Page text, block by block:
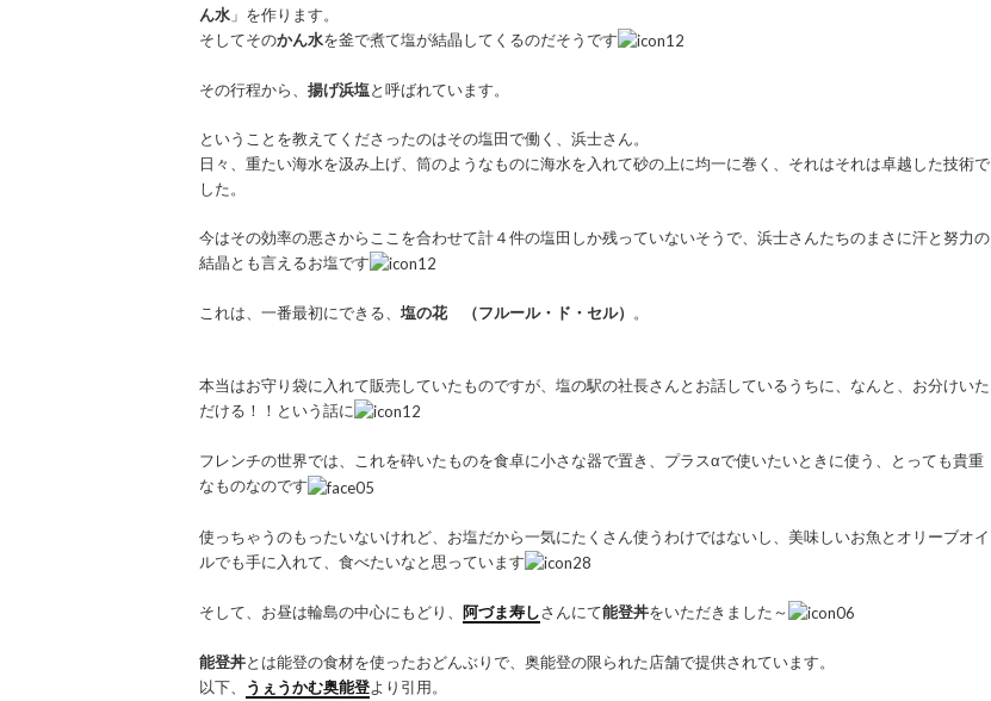
ん水 」を作ります。
そしてそのかん水を釜で煮て塩が結晶してくるのだそうです
その行程から、 揚げ浜塩と呼ばれています。
ということを教えてくださったのはその塩田で働く、浜士さん。
日々、重たい海水を汲み上げ、筒のようなものに海水を入れて砂の上に均一に巻く、それはそれは卓越した技術で
した。
今はその効率の悪さからここを合わせて計４件の塩田しか残っていないそうで、浜士さんたちのまさに汗と努力の
結晶とも言えるお塩です
これは、一番最初にできる、 塩の花 （フルール・ド・セル） 。
本当はお守り袋に入れて販売していたものですが、塩の駅の社長さんとお話しているうちに、なんと、お分けいた
だける！！という話に
フレンチの世界では、これを砕いたものを食卓に小さな器で置き、プラスαで使いたいときに使う、とっても貴重
なものなのです
使っちゃうのもったいないけれど、お塩だから一気にたくさん使うわけではないし、美味しいお魚とオリーブオイ
ルでも手に入れて、食べたいなと思っています
そして、お昼は輪島の中心にもどり、 阿づま寿しさんにて能登丼をいただきました～
能登丼とは能登の食材を使ったおどんぶりで、奥能登の限られた店舗で提供されています。
以下、
うぇうかむ奥能登より引用。